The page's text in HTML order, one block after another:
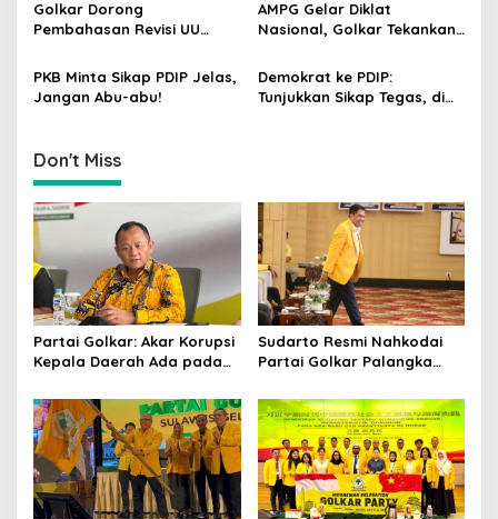
i
n
Hingga Industrialisasi dari
Golkar Dorong
Pembahasan Revisi UU
Kajian Putusan MK Sudah
Tuntas
AMPG Gelar Diklat
Nasional, Golkar Tekankan
Tantangan Zaman
PKB Minta Sikap PDIP Jelas,
Jangan Abu-abu!
Demokrat ke PDIP:
Tunjukkan Sikap Tegas, di
Don't Miss
Partai Golkar: Akar Korupsi
Kepala Daerah Ada pada
Pilkada
Sudarto Resmi Nahkodai
Partai Golkar Palangka
Semakin Solid dan
Dipercaya Rakyat